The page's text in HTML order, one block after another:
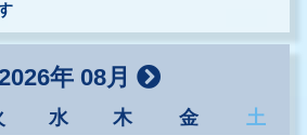
年 08月
水 木 金
土